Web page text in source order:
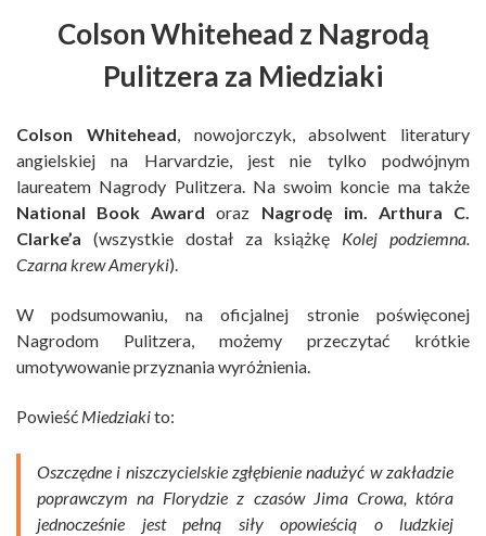
Colson Whitehead z Nagrodą
Pulitzera za Miedziaki
Colson Whitehead, nowojorczyk, absolwent literatury
angielskiej na Harvardzie, jest nie tylko podwójnym
laureatem Nagrody Pulitzera. Na swoim koncie ma także
National Book Award oraz Nagrodę im. Arthura C.
Clarke’a (wszystkie dostał za książkę Kolej podziemna.
Czarna krew Ameryki).
W podsumowaniu, na oficjalnej stronie poświęconej
Nagrodom Pulitzera, możemy przeczytać krótkie
umotywowanie przyznania wyróżnienia.
Powieść Miedziakito:
Oszczędne i niszczycielskie zgłębienie nadużyć w zakładzie
poprawczym na Florydzie z czasów Jima Crowa, która
jednocześnie jest pełną siły opowieścią o ludzkiej